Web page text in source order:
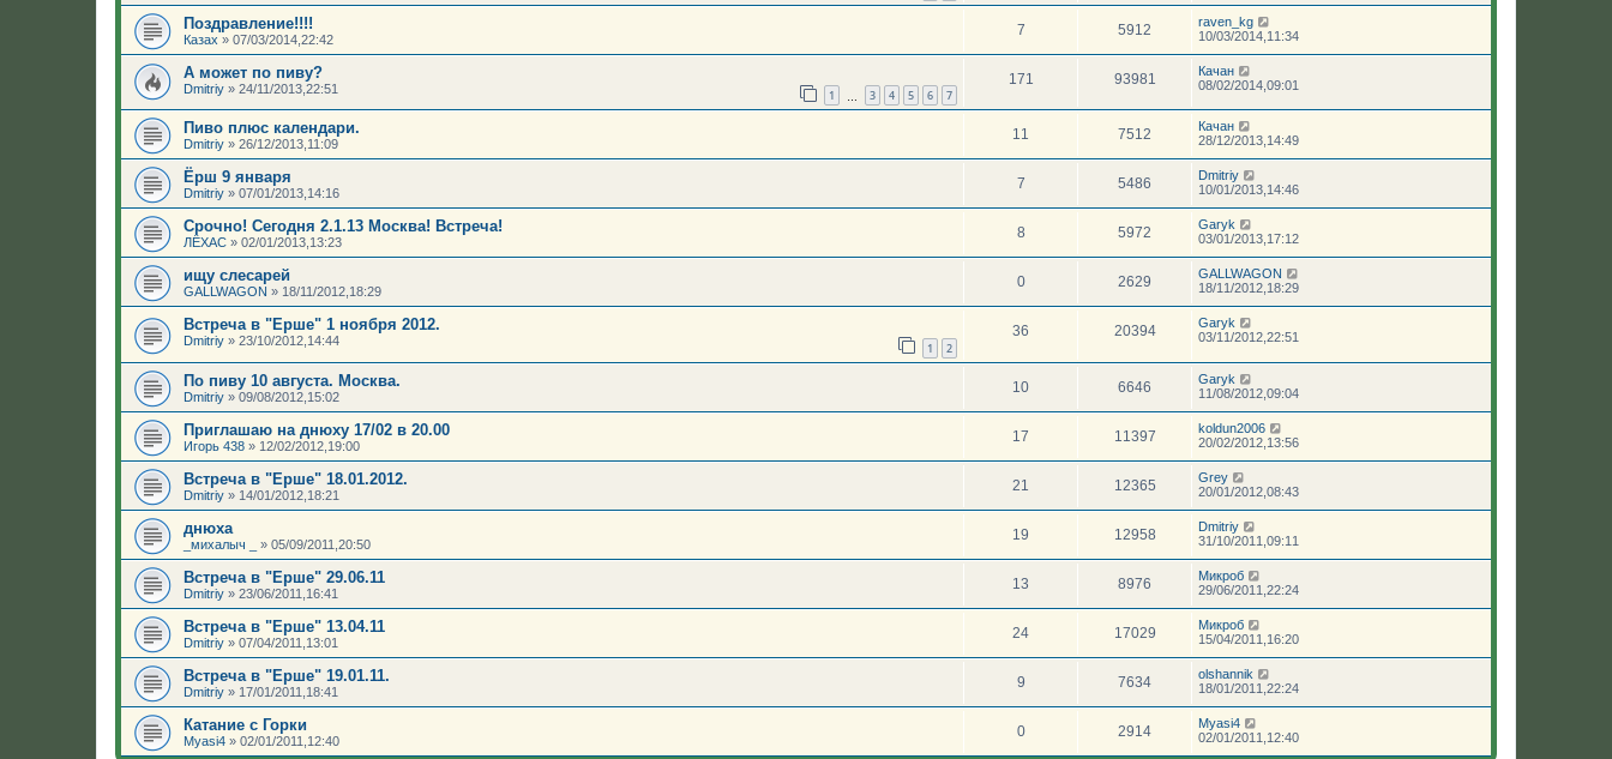
Поздравление!!!!
Казах » 07/03/2014,22:42
7 5912
raven_kg
10/03/2014,11:34
А может по пиву?
Dmitriy » 24/11/2013,22:51 1 3 4 5 6 7
171 93981
Качан
08/02/2014,09:01
Пиво плюс календари.
Dmitriy » 26/12/2013,11:09
11 7512
Качан
28/12/2013,14:49
Ёрш 9 января
Dmitriy » 07/01/2013,14:16
7 5486
Dmitriy
10/01/2013,14:46
Срочно! Сегодня 2.1.13 Москва! Встреча!
ЛЁХАС » 02/01/2013,13:23
8 5972
Garyk
03/01/2013,17:12
ищу слесарей
GALLWAGON » 18/11/2012,18:29
0 2629
GALLWAGON
18/11/2012,18:29
Встреча в "Ерше" 1 ноября 2012.
Dmitriy » 23/10/2012,14:44 1 2
36 20394
Garyk
03/11/2012,22:51
По пиву 10 августа. Москва.
Dmitriy » 09/08/2012,15:02
10 6646
Garyk
11/08/2012,09:04
Приглашаю на днюху 17/02 в 20.00
Игорь 438 » 12/02/2012,19:00
17 11397
koldun2006
20/02/2012,13:56
Встреча в "Ерше" 18.01.2012.
Dmitriy » 14/01/2012,18:21
21 12365
Grey
20/01/2012,08:43
днюха
_михалыч _ » 05/09/2011,20:50
19 12958
Dmitriy
31/10/2011,09:11
Встреча в "Ерше" 29.06.11
Dmitriy » 23/06/2011,16:41
13 8976
Микроб
29/06/2011,22:24
Встреча в "Ерше" 13.04.11
Dmitriy » 07/04/2011,13:01
24 17029
Микроб
15/04/2011,16:20
Встреча в "Ерше" 19.01.11.
Dmitriy » 17/01/2011,18:41
9 7634
olshannik
18/01/2011,22:24
Катание с Горки
Myasi4 » 02/01/2011,12:40
0 2914
Myasi4
02/01/2011,12:40